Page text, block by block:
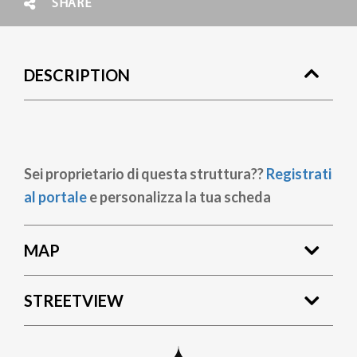
SHARE
DESCRIPTION
Sei proprietario di questa struttura??Registrati
al portalee personalizza la tua scheda
MAP
STREETVIEW